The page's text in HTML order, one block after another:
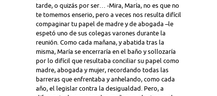
tarde, o quizás por ser… -Mira, María, no es que no
te tomemos enserio, pero a veces nos resulta difícil
compaginar tu papel de madre y de abogada –le
espetó uno de sus colegas varones durante la
reunión. Como cada mañana, y abatida tras la
misma, María se encerraría en el baño y sollozaría
por lo difícil que resultaba conciliar su papel como
madre, abogada y mujer, recordando todas las
barreras que enfrentaba y anhelando, como cada
año, el legislar contra la desigualdad. Pero, a